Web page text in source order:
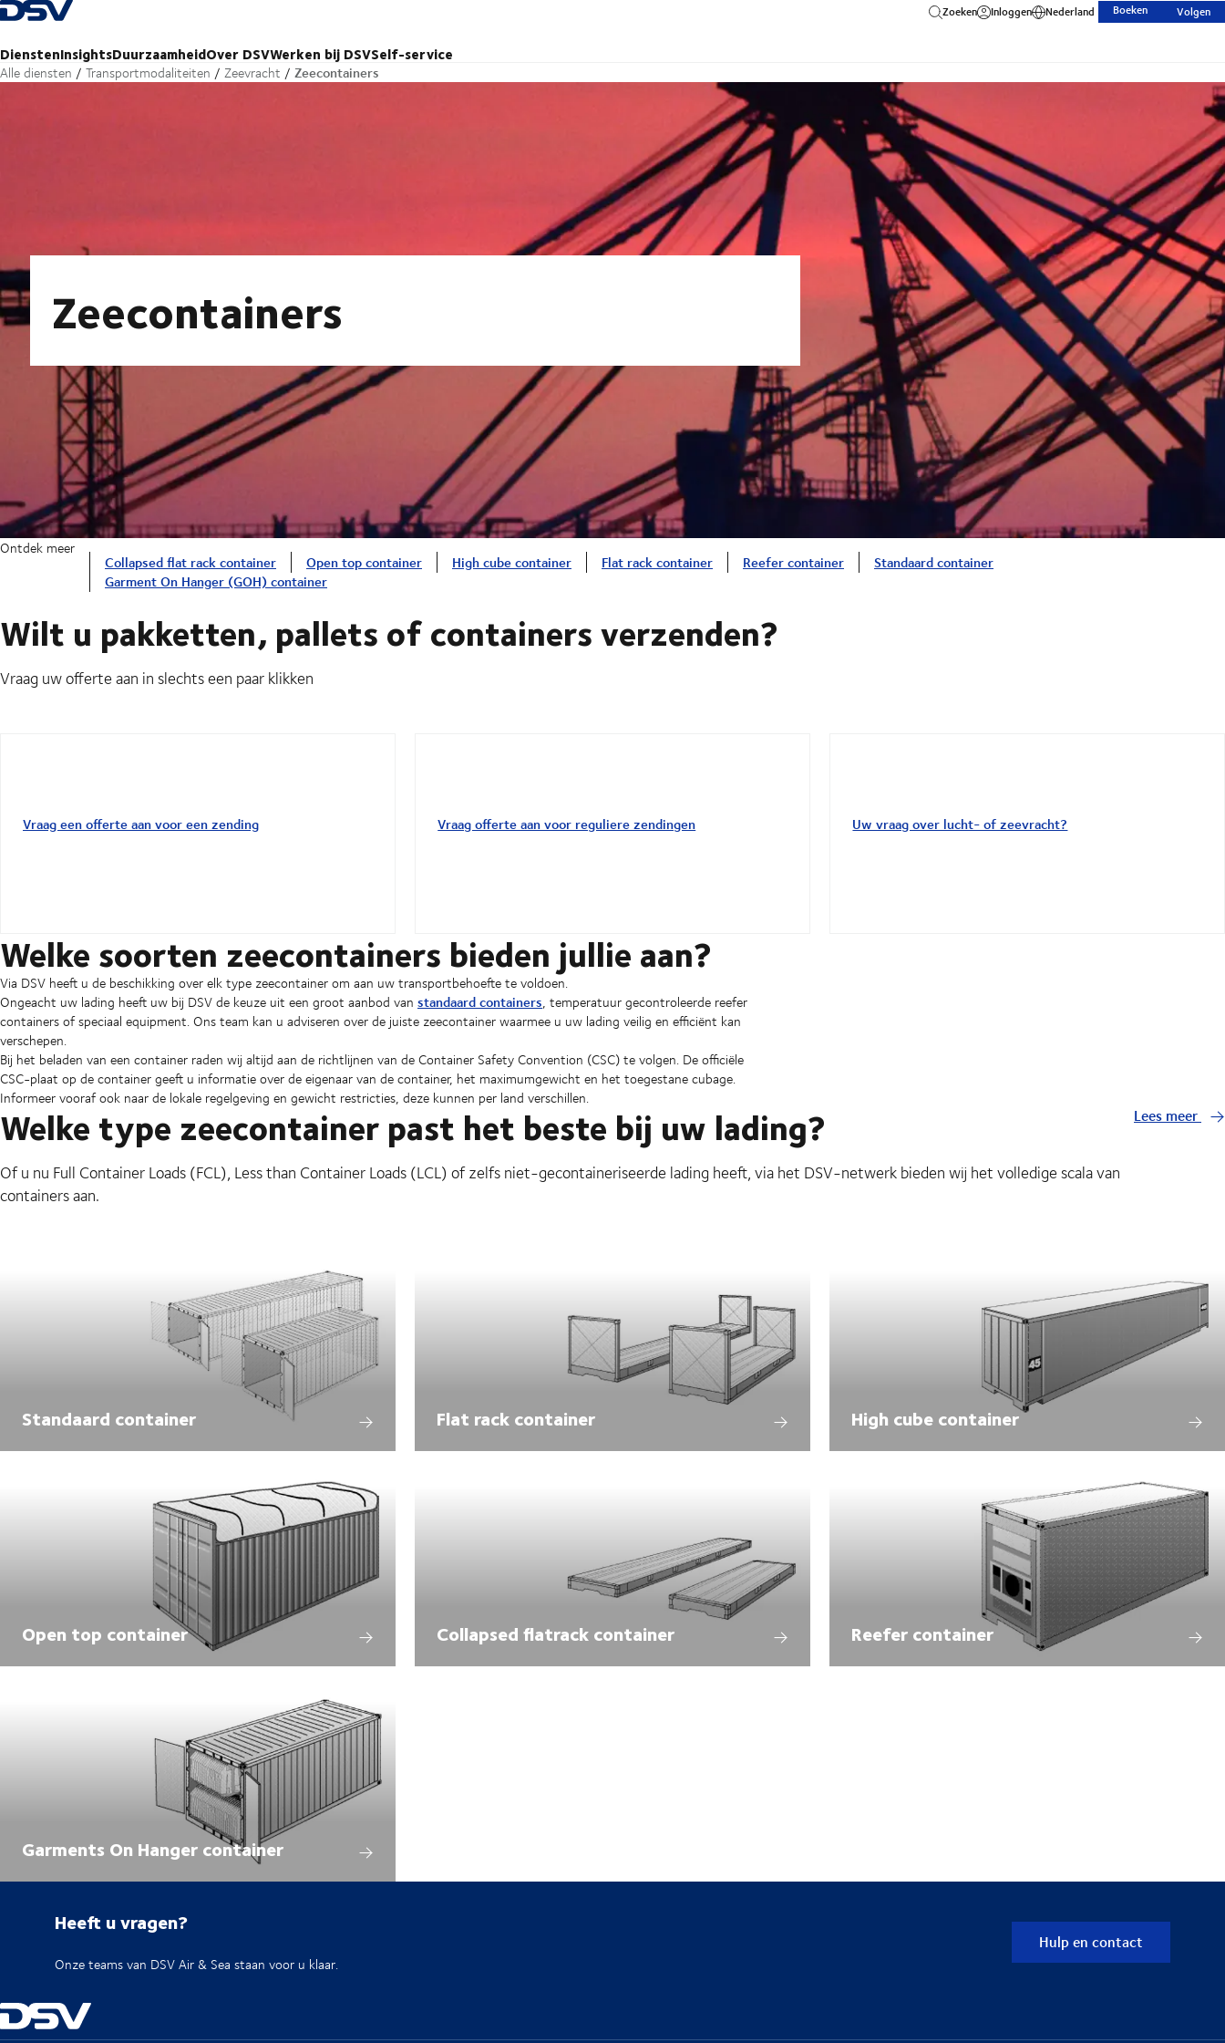
Terug naar startpagina
DienstenInsightsDuurzaamheidOver DSVWerken bij DSVSelf-service
Zoeken Inloggen Nederland Boeken Volgen
Alle diensten Transportmodaliteiten Zeevracht Zeecontainers
Zeecontainers
Ontdek meer
Collapsed flat rack container Open top container High cube container Flat rack container Reefer container
Standaard container
Garment On Hanger (GOH) container
Wilt u pakketten, pallets of containers verzenden?
Vraag uw offerte aan in slechts een paar klikken
Vraag een offerte aan voor een zending Vraag offerte aan voor reguliere zendingen Uw vraag over lucht- of zeevracht?
Welke soorten zeecontainers bieden jullie aan?
Via DSV heeft u de beschikking over elk type zeecontainer om aan uw transportbehoefte te voldoen.
Ongeacht uw lading heeft uw bij DSV de keuze uit een groot aanbod van standaard containers, temperatuur gecontroleerde reefer
containers of speciaal equipment. Ons team kan u adviseren over de juiste zeecontainer waarmee u uw lading veilig en efficiënt kan
verschepen.
Bij het beladen van een container raden wij altijd aan de richtlijnen van de Container Safety Convention (CSC) te volgen. De officiële
CSC-plaat op de container geeft u informatie over de eigenaar van de container, het maximumgewicht en het toegestane cubage.
Informeer vooraf ook naar de lokale regelgeving en gewicht restricties, deze kunnen per land verschillen.
Welke type zeecontainer past het beste bij uw lading?
Of u nu Full Container Loads (FCL), Less than Container Loads (LCL) of zelfs niet-gecontaineriseerde lading heeft, via het DSV-netwerk bieden wij het volledige scala van
containers aan.
Lees meer
Standaard container Flat rack container High cube container
Open top container Collapsed flatrack container Reefer container
Garments On Hanger container
Heeft u vragen?
Onze teams van DSV Air & Sea staan voor u klaar.
Hulp en contact